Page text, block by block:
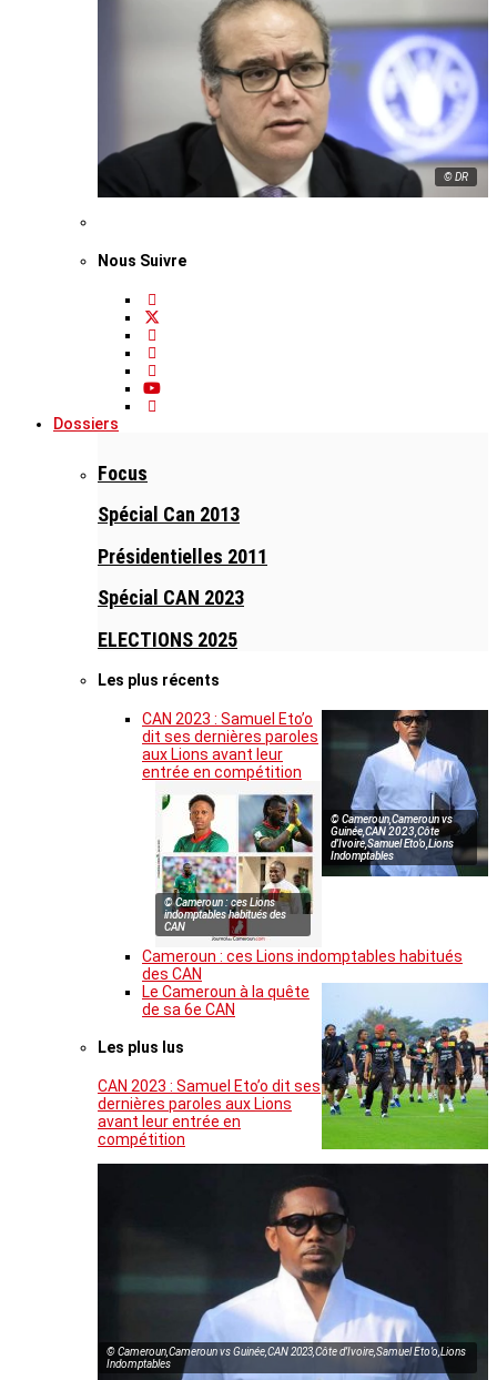
© DR
Nous Suivre
Dossiers
Focus
Spécial Can 2013
Présidentielles 2011
Spécial CAN 2023
ELECTIONS 2025
Les plus récents
© Cameroun,Cameroun vs
Guinée,CAN 2023,Côte
d’Ivoire,Samuel Eto’o,Lions
Indomptables
CAN 2023 : Samuel Eto’o
dit ses dernières paroles
aux Lions avant leur
entrée en compétition
© Cameroun : ces Lions
indomptables habitués des
CAN
Cameroun : ces Lions indomptables habitués
des CAN
Le Cameroun à la quête
de sa 6e CAN
Les plus lus
CAN 2023 : Samuel Eto’o dit ses
dernières paroles aux Lions
avant leur entrée en
compétition
© Cameroun,Cameroun vs Guinée,CAN 2023,Côte d’Ivoire,Samuel Eto’o,Lions
Indomptables